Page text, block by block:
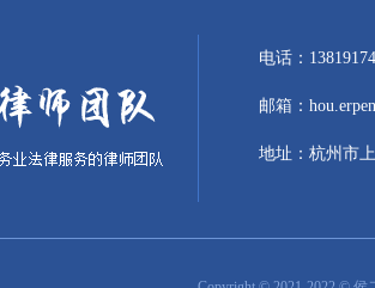
电话：
邮箱：
地址：杭州市